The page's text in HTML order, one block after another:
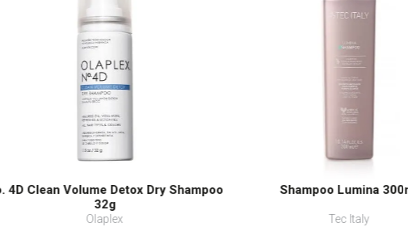
4D Clean Volume Detox Dry Shampoo
32g
Olaplex
Shampoo Lumina
Tec Italy